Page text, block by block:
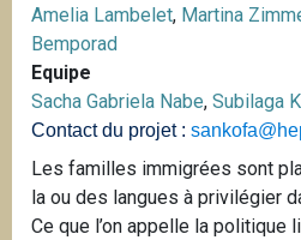
Amelia Lambelet, Martina
Bemporad
Equipe
Sacha Gabriela Nabe, Subilaga
Contact du projet :
Les familles immigrées sont
la ou des langues à privilégier
Ce que l’on appelle la politique